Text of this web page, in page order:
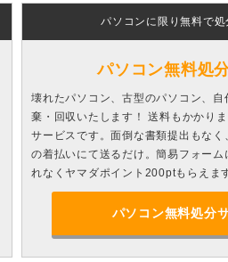
パソコンに限り無料で
パソコン無料処
壊れたパソコン、古型のパソコン、
棄・回収いたします！ 送料もかかり
サービスです。面倒な書類提出もな
の着払いにて送るだけ。簡易フォーム
れなくヤマダポイント200ptもらえま
パソコン無料処分